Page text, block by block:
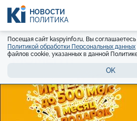
НОВОСТИ
ПОЛИТИКА
Посещая сайт kaspyinfo.ru, Вы
Политикой обработки Персональных данных
файлов cookie, указанных в данной
OK